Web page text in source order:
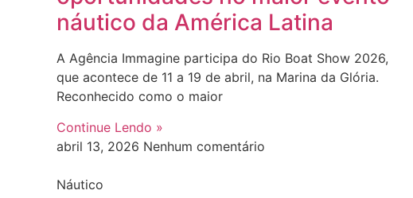
náutico da América Latina
A Agência Immagine participa do Rio Boat Show 2026,
que acontece de 11 a 19 de abril, na Marina da Glória.
Reconhecido como o maior
Continue Lendo »
abril 13, 2026 Nenhum comentário
Náutico